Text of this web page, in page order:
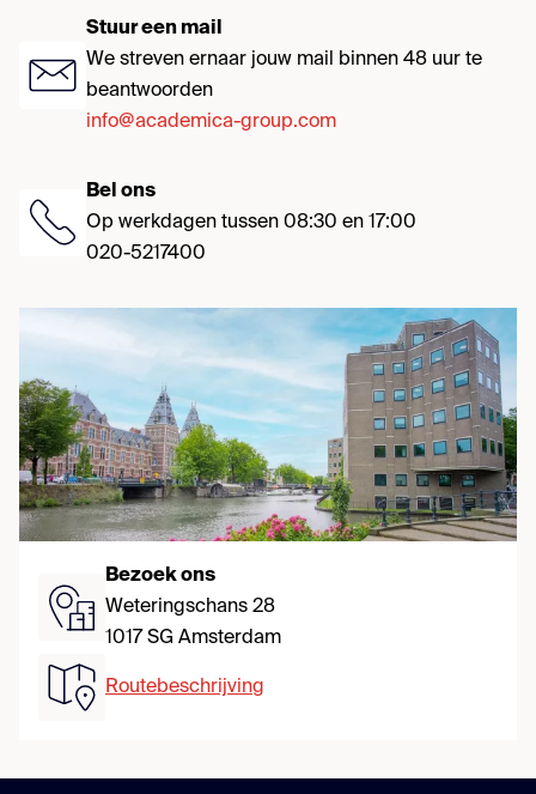
Stuur een mail
We streven ernaar jouw mail binnen 48 uur te
beantwoorden
info@academica-group.com
Bel ons
Op werkdagen tussen 08:30 en 17:00
020-5217400
Bezoek ons
Weteringschans 28
1017 SG Amsterdam
Routebeschrijving